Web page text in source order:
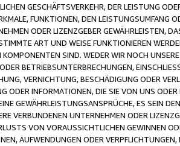
GESCHÄFTSVERKEHR, DER LEISTUNG
FUNKTIONEN, DEN LEISTUNGSUMFANG
ODER LIZENZGEBER GEWÄHRLEISTEN,
ART UND WEISE FUNKTIONIEREN
SIND. WEDER WIR NOCH
BETRIEBSUNTERBRECHUNGEN,
VERNICHTUNG, BESCHÄDIGUNG ODER
INFORMATIONEN, DIE SIE VON UNS
GEWÄHRLEISTUNGSANSPRÜCHE, ES SEIN
VERBUNDENEN UNTERNEHMEN ODER
VON VORAUSSICHTLICHEN GEWINNEN
AUFWENDUNGEN ODER